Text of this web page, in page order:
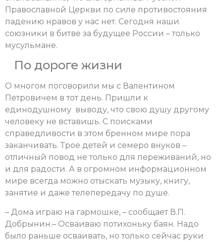
Православной Церкви по силе противостояния
падению нравов у нас нет. Сегодня наши
союзники в битве за будущее России – только
мусульмане.
По дороге жизни
О многом поговорили мы с Валентином
Петровичем в тот день. Пришли к
единодушному выводу, что свою душу другому
человеку не вставишь. С поисками
справедливости в этом бренном мире пора
заканчивать. Трое детей и семеро внуков –
отличный повод не только для переживаний, но
и для радости. А в огромном информационном
мире всегда можно отыскать музыку, книгу,
занятие и даже телепередачу по душе.
­– Дома играю на гармошке, – сообщает В.П.
Добрынин.– Осваиваю потихоньку баян. Надо
было раньше осваивать, но только сейчас руки